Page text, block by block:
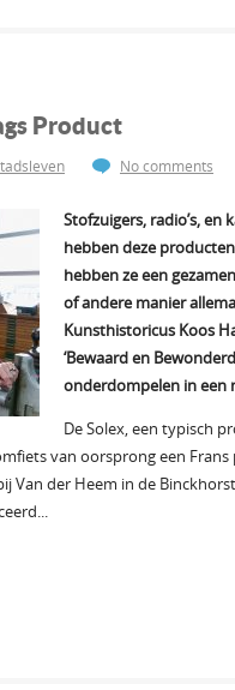
Product
No comments
Stofzuigers, radio’s,
hebben deze
hebben ze een
of andere manier
Kunsthistoricus Koos
‘Bewaard en
onderdompelen in een
De Solex, een typisch
van oorsprong een
der Heem in de